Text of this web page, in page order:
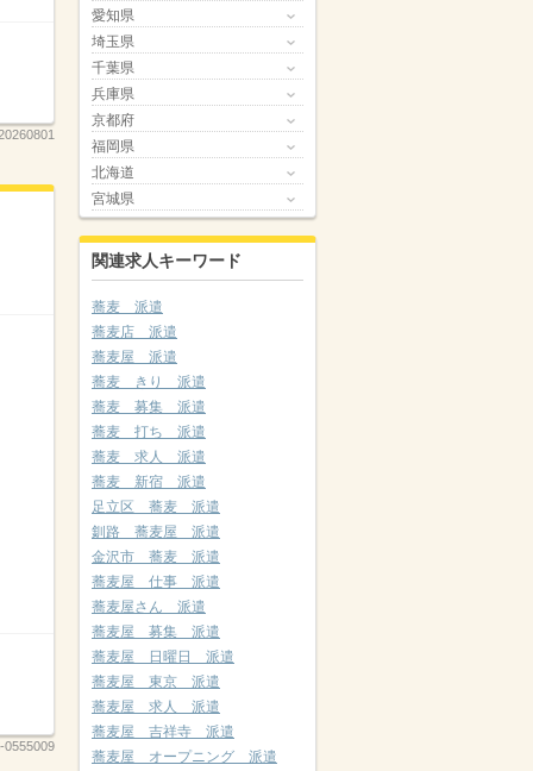
0555009
愛知県
埼玉県
千葉県
兵庫県
京都府
福岡県
北海道
宮城県
関連求人キーワード
蕎麦 派遣
蕎麦店 派遣
蕎麦屋 派遣
蕎麦 きり 派遣
蕎麦 募集 派遣
蕎麦 打ち 派遣
蕎麦 求人 派遣
蕎麦 新宿 派遣
足立区 蕎麦 派遣
釧路 蕎麦屋 派遣
金沢市 蕎麦 派遣
蕎麦屋 仕事 派遣
蕎麦屋さん 派遣
蕎麦屋 募集 派遣
蕎麦屋 日曜日 派遣
蕎麦屋 東京 派遣
蕎麦屋 求人 派遣
蕎麦屋 吉祥寺 派遣
蕎麦屋 オープニング 派遣